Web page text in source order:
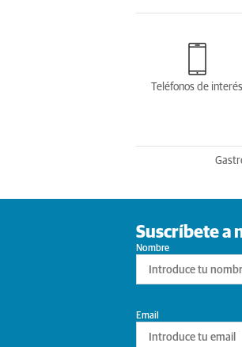
Teléfonos de interés
Suscríbete a
Nombre
Email